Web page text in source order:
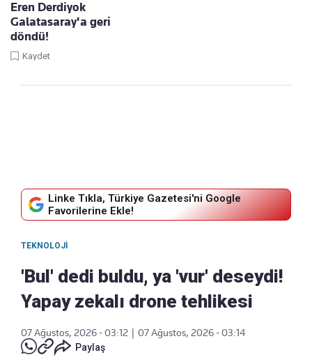
Eren Derdiyok
Galatasaray'a geri
döndü!
Kaydet
Linke Tıkla, Türkiye Gazetesi'ni Google
Favorilerine Ekle!
TEKNOLOJI
'Bul' dedi buldu, ya 'vur' deseydi!
Yapay zekalı drone tehlikesi
07 Ağustos, 2026 - 03:12
07 Ağustos, 2026 - 03:14
Paylaş